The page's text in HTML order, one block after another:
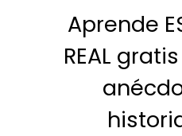
Aprende
REAL